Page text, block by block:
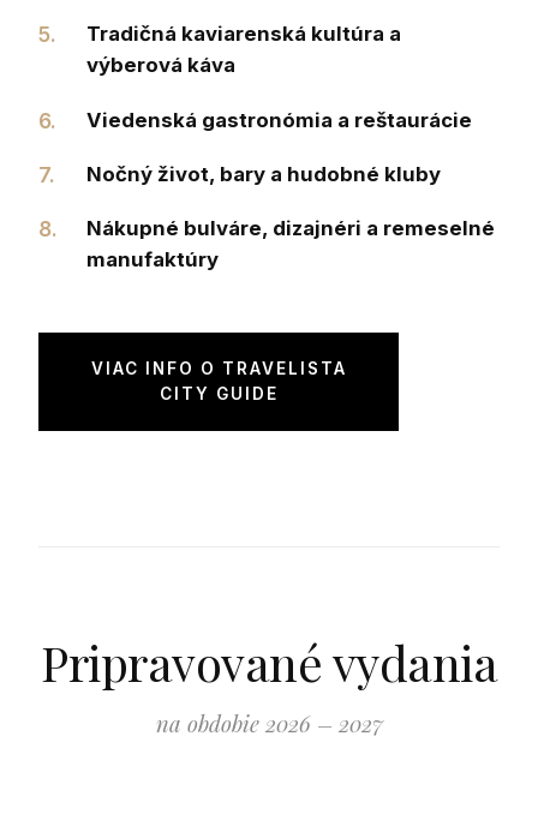
Tradičná kaviarenská kultúra a
výberová káva
Viedenská gastronómia a reštaurácie
Nočný život, bary a hudobné kluby
Nákupné bulváre, dizajnéri a remeselné
manufaktúry
VIAC INFO O TRAVELISTA
CITY GUIDE
Pripravované vydania
na obdobie 2026 – 2027